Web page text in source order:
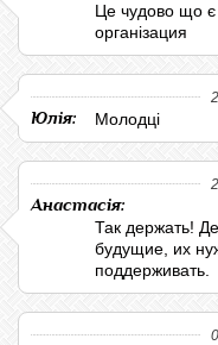
Це чудово що є
організация
Юлія: Молодці
Анастасія:
Так держать!
будущие, их
поддерживать.